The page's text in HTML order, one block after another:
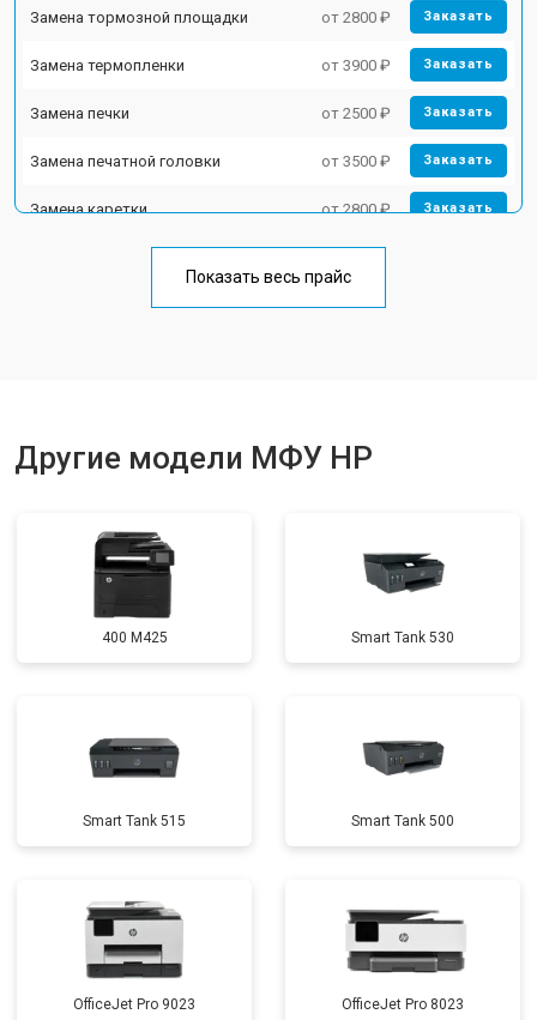
Замена тормозной площадки от 2800 ₽ Заказать
Замена термопленки от 3900 ₽ Заказать
Замена печки от 2500 ₽ Заказать
Замена печатной головки от 3500 ₽ Заказать
Замена каретки от 2800 ₽ Заказать
Замена блока питания от 2500 ₽
Показать весь прайс
Другие модели МФУ HP
400 M425 Smart Tank 530
Smart Tank 515 Smart Tank 500
OfficeJet Pro 9023 OfficeJet Pro 8023